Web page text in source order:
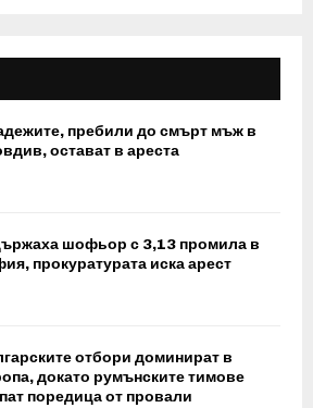
пребили до смърт мъж в
остават в ареста
шофьор с 3,13 промила в
прокуратурата иска арест
отбори доминират в
докато румънските тимове
поредица от провали